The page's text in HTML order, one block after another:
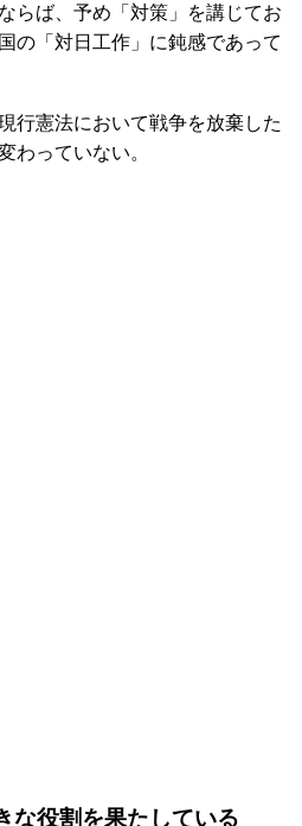
らば、予め「対策」を講じてお
の「対日工作」に鈍感であって
行憲法において戦争を放棄した
わっていない。
な役割を果たしている